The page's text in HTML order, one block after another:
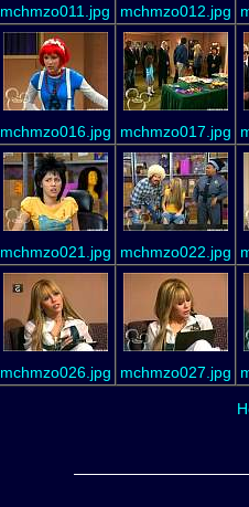
mchmzo011.jpg mchmzo012.jpg
mchmzo016.jpg mchmzo017.jpg
mchmzo021.jpg mchmzo022.jpg
mchmzo026.jpg mchmzo027.jpg